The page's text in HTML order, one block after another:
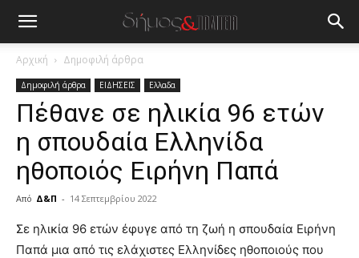
Αρχική Δημοφιλή άρθρα
Δημοφιλή άρθρα ΕΙΔΗΣΕΙΣ Ελλαδα
Πέθανε σε ηλικία 96 ετών
η σπουδαία Ελληνίδα
ηθοποιός Ειρήνη Παπά
Από Δ&Π - 14 Σεπτεμβρίου 2022
blonde
lesbians
Σε ηλικία 96 ετών έφυγε από τη ζωή η σπουδαία Ειρήνη
Παπά μια από τις ελάχιστες Ελληνίδες ηθοποιούς που